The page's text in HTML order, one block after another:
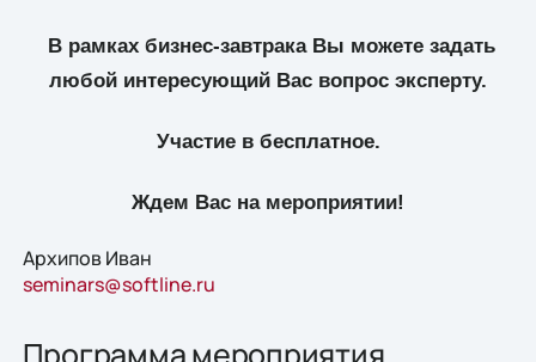
В рамках бизнес-завтрака Вы можете задать
любой интересующий Вас вопрос эксперту.
Участие в бесплатное.
Ждем Вас на мероприятии!
Архипов Иван
seminars@softline.ru